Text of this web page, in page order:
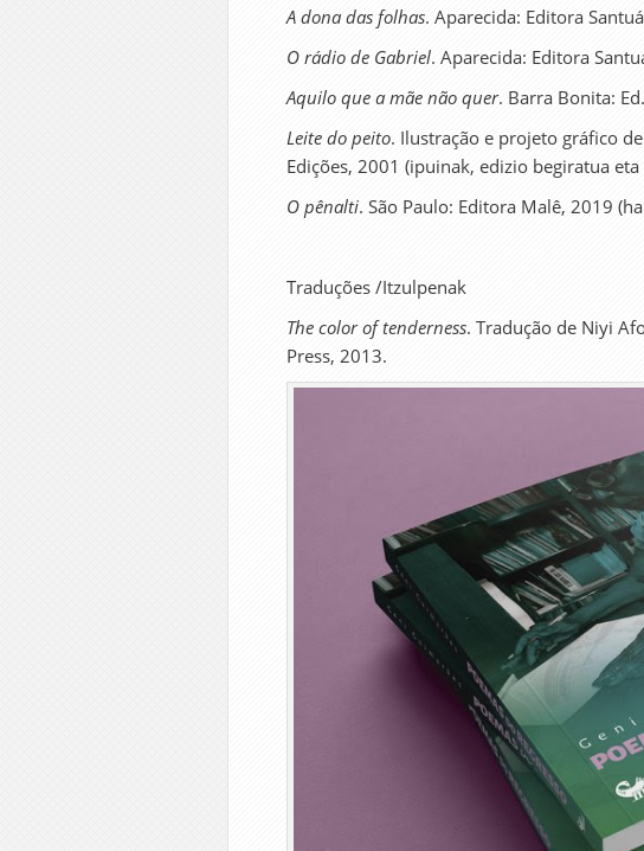
A dona das folhas. Aparecida: Editora
O rádio de Gabriel. Aparecida: Editora
Aquilo que a mãe não quer. Barra Bonita:
Leite do peito. Ilustração e projeto gráfico
Edições, 2001 (ipuinak, edizio begiratua eta
O pênalti. São Paulo: Editora Malê, 2019
Traduções /Itzulpenak
The color of tenderness. Tradução de Niyi
Press, 2013.